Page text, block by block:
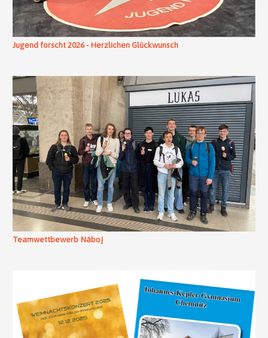
Jugend forscht 2026 - Herzlichen Glückwunsch
Teamwettbewerb Náboj